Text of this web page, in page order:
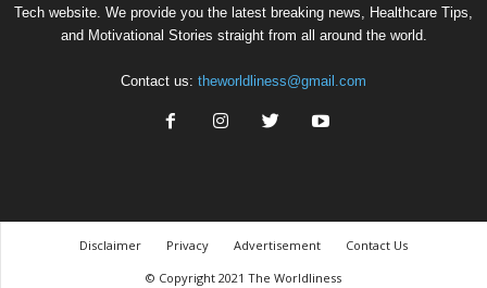
Tech website. We provide you the latest breaking news, Healthcare Tips,
and Motivational Stories straight from all around the world.
Contact us: theworldliness@gmail.com
Disclaimer Privacy Advertisement
Contact Us
© Copyright 2021 The Worldliness